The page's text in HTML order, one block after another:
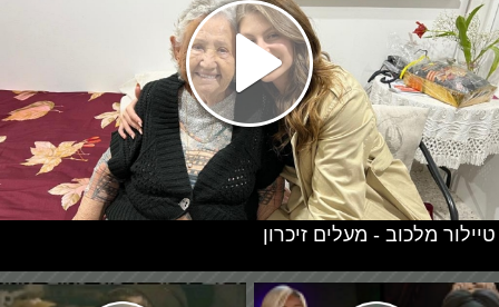
טיילור מלכוב - מעלים זיכרון